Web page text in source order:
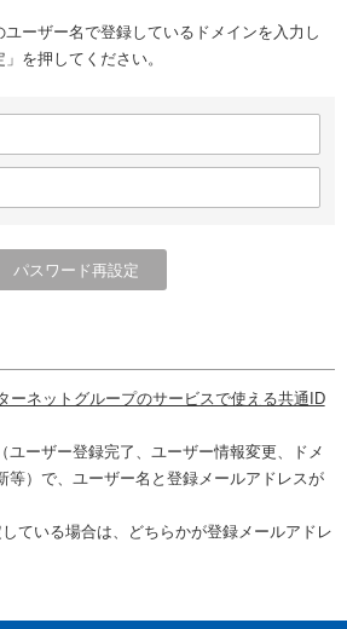
ーザー名で登録しているドメインを入力し
を押してください。
ーネットグループのサービスで使える共通ID
ユーザー登録完了、ユーザー情報変更、ドメ
等）で、ユーザー名と登録メールアドレスが
ている場合は、どちらかが登録メールアドレ